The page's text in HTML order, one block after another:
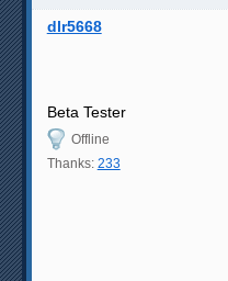
dlr5668
Beta Tester
Offline
Thanks: 233